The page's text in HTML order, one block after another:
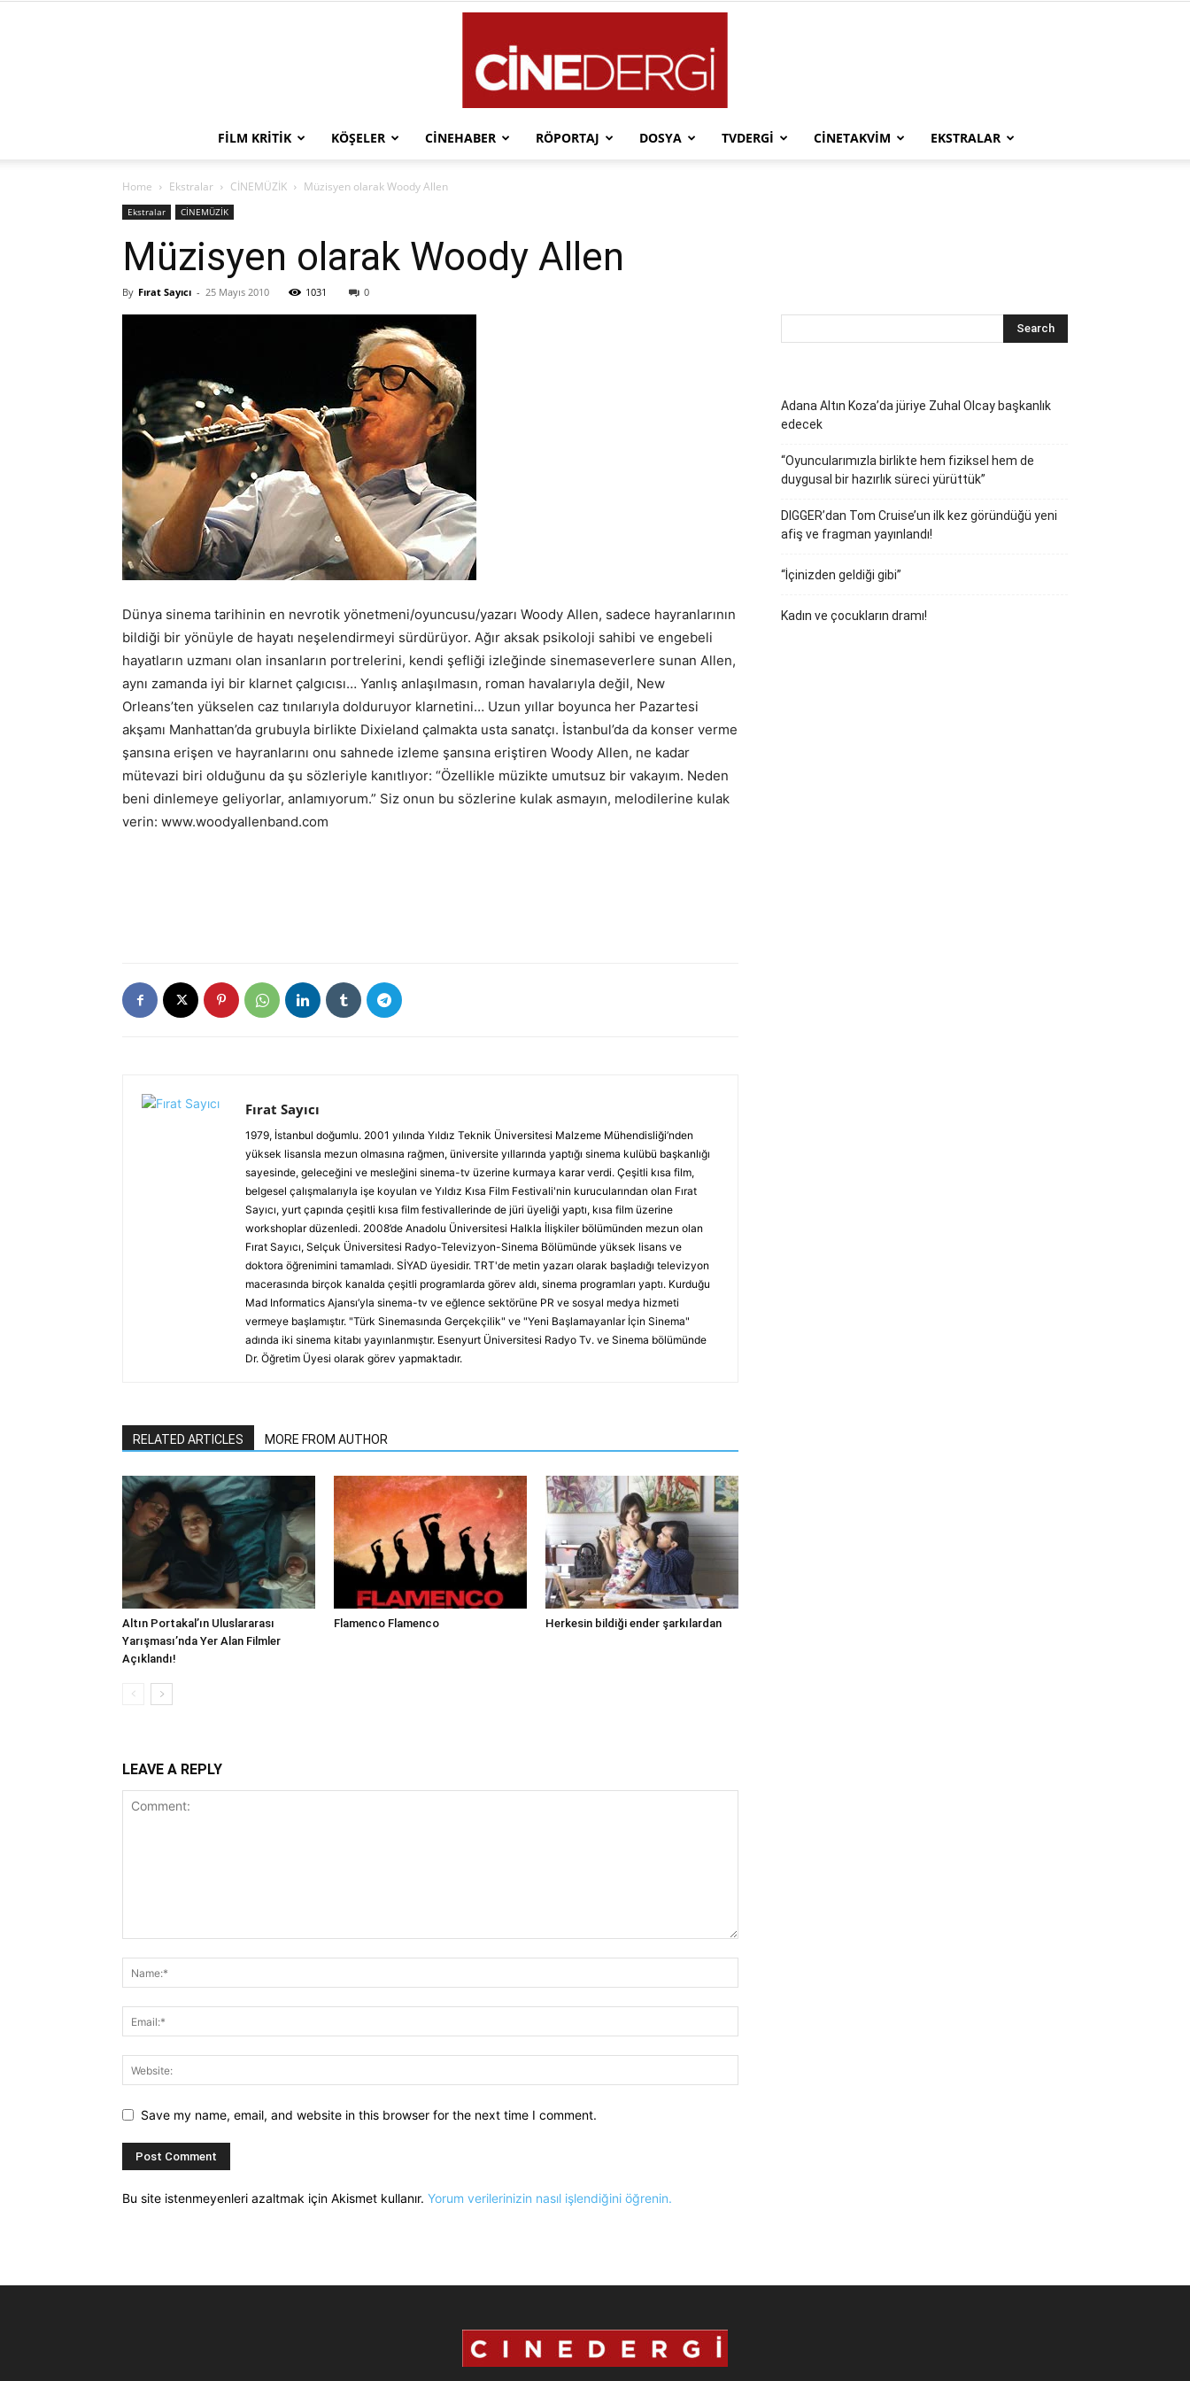
FILM KRITIK KÖŞELER CINEHABER RÖPORTAJ DOSYA TVDERGI CINETAKVIM EKSTRALAR
Home Ekstralar CİNEMÜZİK Müzisyen olarak Woody Allen
Ekstralar CİNEMÜZİK
Müzisyen olarak Woody Allen
By Fırat Sayıcı - 25 Mayıs 2010 1031 0
Dünya sinema tarihinin en nevrotik yönetmeni/oyuncusu/yazarı Woody Allen, sadece hayranlarının
bildiği bir yönüyle de hayatı neşelendirmeyi sürdürüyor. Ağır aksak psikoloji sahibi ve engebeli
hayatların uzmanı olan insanların portrelerini, kendi şefliği izleğinde sinemaseverlere sunan Allen,
aynı zamanda iyi bir klarnet çalgıcısı… Yanlış anlaşılmasın, roman havalarıyla değil, New
Orleans’ten yükselen caz tınılarıyla dolduruyor klarnetini… Uzun yıllar boyunca her Pazartesi
akşamı Manhattan’da grubuyla birlikte Dixieland çalmakta usta sanatçı. İstanbul’da da konser verme
şansına erişen ve hayranlarını onu sahnede izleme şansına eriştiren Woody Allen, ne kadar
mütevazi biri olduğunu da şu sözleriyle kanıtlıyor: “Özellikle müzikte umutsuz bir vakayım. Neden
beni dinlemeye geliyorlar, anlamıyorum.” Siz onun bu sözlerine kulak asmayın, melodilerine kulak
verin: www.woodyallenband.com
Fırat Sayıcı
1979, İstanbul doğumlu. 2001 yılında Yıldız Teknik Üniversitesi Malzeme Mühendisliği’nden
yüksek lisansla mezun olmasına rağmen, üniversite yıllarında yaptığı sinema kulübü başkanlığı
sayesinde, geleceğini ve mesleğini sinema-tv üzerine kurmaya karar verdi. Çeşitli kısa film,
belgesel çalışmalarıyla işe koyulan ve Yıldız Kısa Film Festivali'nin kurucularından olan Fırat
Sayıcı, yurt çapında çeşitli kısa film festivallerinde de jüri üyeliği yaptı, kısa film üzerine
workshoplar düzenledi. 2008’de Anadolu Üniversitesi Halkla İlişkiler bölümünden mezun olan
Fırat Sayıcı, Selçuk Üniversitesi Radyo-Televizyon-Sinema Bölümünde yüksek lisans ve
doktora öğrenimini tamamladı. SİYAD üyesidir. TRT'de metin yazarı olarak başladığı televizyon
macerasında birçok kanalda çeşitli programlarda görev aldı, sinema programları yaptı. Kurduğu
Mad Informatics Ajansı’yla sinema-tv ve eğlence sektörüne PR ve sosyal medya hizmeti
vermeye başlamıştır. "Türk Sinemasında Gerçekçilik" ve "Yeni Başlamayanlar İçin Sinema"
adında iki sinema kitabı yayınlanmıştır. Esenyurt Üniversitesi Radyo Tv. ve Sinema bölümünde
Dr. Öğretim Üyesi olarak görev yapmaktadır.
RELATED ARTICLES MORE FROM AUTHOR
Altın Portakal’ın Uluslararası
Yarışması’nda Yer Alan Filmler
Açıklandı!
Flamenco Flamenco Herkesin bildiği ender şarkılardan
LEAVE A REPLY
Save my name, email, and website in this browser for the next time I comment.
Bu site istenmeyenleri azaltmak için Akismet kullanır. Yorum verilerinizin nasıl işlendiğini öğrenin.
Adana Altın Koza’da jüriye Zuhal Olcay başkanlık
edecek
“Oyuncularımızla birlikte hem fiziksel hem de
duygusal bir hazırlık süreci yürüttük”
DIGGER’dan Tom Cruise’un ilk kez göründüğü yeni
afiş ve fragman yayınlandı!
“İçinizden geldiği gibi”
Kadın ve çocukların dramı!